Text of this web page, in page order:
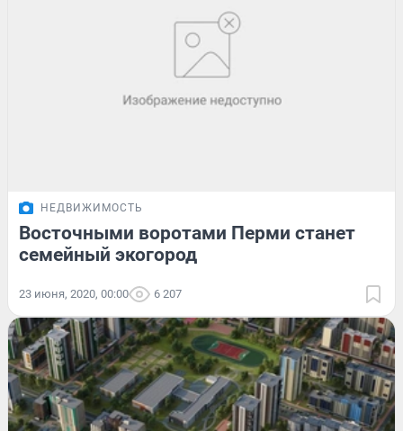
НЕДВИЖИМОСТЬ
Восточными воротами Перми станет
семейный экогород
23 июня, 2020, 00:00 6 207